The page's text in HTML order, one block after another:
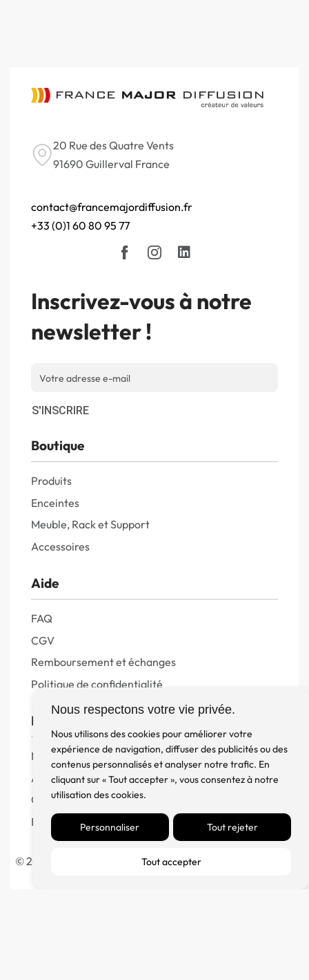
Nous respectons votre vie privée.
Nous utilisons des cookies pour améliorer votre
expérience de navigation, diffuser des publicités ou des
contenus personnalisés et analyser notre trafic. En
cliquant sur « Tout accepter », vous consentez à notre
utilisation des cookies.
Personnaliser Tout rejeter
Tout accepter
20 Rue des Quatre Vents
91690 Guillerval France
contact@francemajordiffusion.fr
+33 (0)1 60 80 95 77
Inscrivez-vous à notre
newsletter !
S'INSCRIRE
Boutique
Produits
Enceintes
Meuble, Rack et Support
Accessoires
Aide
FAQ
CGV
Remboursement et échanges
Politique de confidentialité
FM Diffusion
Mentions Légales
À propos
Contact
Blog
© 2023 France Major Diffusion – Fait avec ♥ par l’